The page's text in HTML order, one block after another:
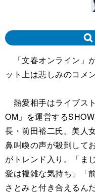
「文春オンライン」
ット上は悲しみのコメ
熱愛相手はライブス
OM」を運営する
長・前田裕二氏。美人
鼻叫喚の声が殺到して
がトレンド入り。「
愛は複雑な気持ち」「
さとみと付き合えるん